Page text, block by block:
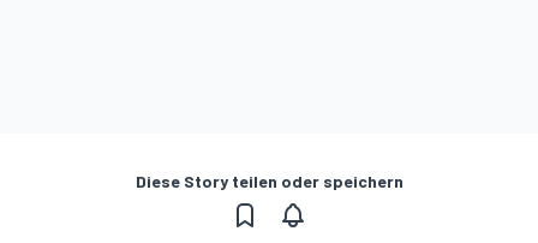
Diese Story teilen oder speichern